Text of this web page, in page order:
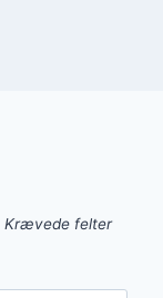
Krævede felter